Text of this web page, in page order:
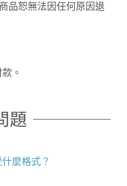
品恕無法因任何原因退
。
題
麼格式？